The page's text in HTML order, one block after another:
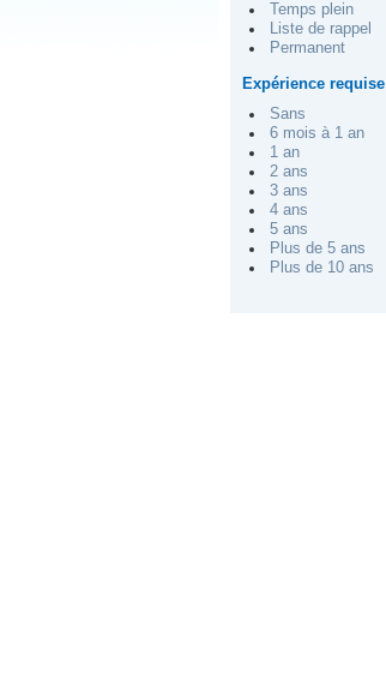
Temps plein
Liste de rappel
Permanent
Expérience requise
Sans
6 mois à 1 an
1 an
2 ans
3 ans
4 ans
5 ans
Plus de 5 ans
Plus de 10 ans